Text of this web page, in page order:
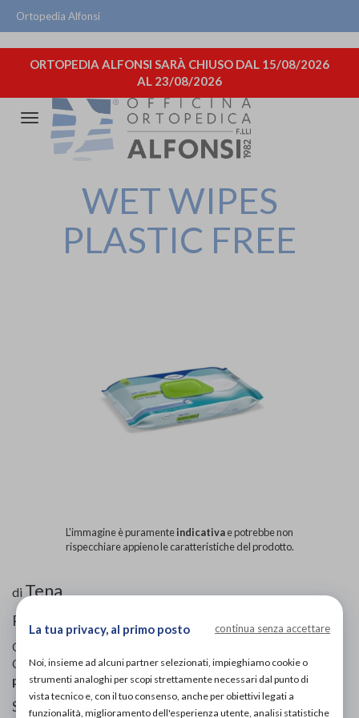
Ortopedia Alfonsi
ORTOPEDIA ALFONSI SARÀ CHIUSO DAL 15/08/2026
AL 23/08/2026
Attiva/disattiva
navigazione
WET WIPES
PLASTIC FREE
L'immagine è puramenteindicativae potrebbe non
rispecchiare appieno le caratteristiche del prodotto.
di Tena
PRODOTTI PER IGIENE PERSONALE
Codice OTGP:
Categoria:Salute e benessere»Cura del corpo»Prodotti
per igiene personale
Salviette umidificate, realizzate al 100% in viscosa, per
La tua privacy, al primo posto continua senza accettare
Noi, insieme ad alcuni partner selezionati, impieghiamo cookie o
strumenti analoghi per scopi strettamente necessari dal punto di
vista tecnico e, con il tuo consenso, anche per obiettivi legati a
funzionalità, miglioramento dell'esperienza utente, analisi statistiche